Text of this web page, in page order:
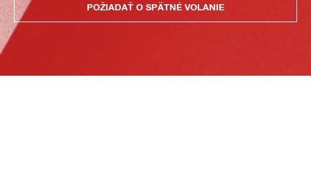
POŽIADAŤ O SPÄTNÉ VOLANIE